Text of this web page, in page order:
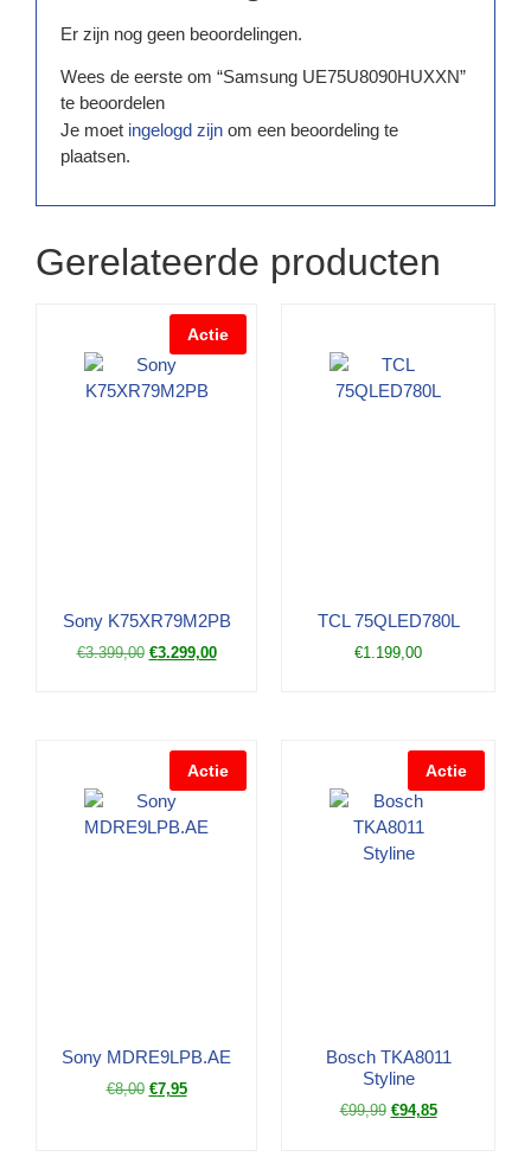
Er zijn nog geen beoordelingen.
Wees de eerste om “Samsung UE75U8090HUXXN”
te beoordelen
Je moet ingelogd zijn om een beoordeling te
plaatsen.
Gerelateerde producten
Actie
Sony K75XR79M2PB
€3.399,00 €3.299,00
TCL 75QLED780L
€1.199,00
Actie
Sony MDRE9LPB.AE
€8,00 €7,95
Actie
Bosch TKA8011
Styline
€99,99 €94,85